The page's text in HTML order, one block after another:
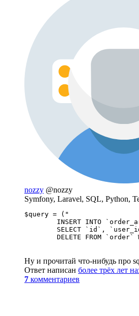
nozzy @nozzy
Symfony, Laravel, SQL, Python,
$query = ("
INSERT INTO
SELECT `id`,
DELETE FROM `order`
Ну и прочитай что-нибудь про
Ответ написан более трёх лет
7 комментариев